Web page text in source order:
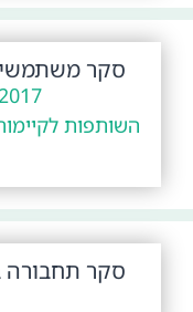
סקר
השותפות
סקר תחבורה